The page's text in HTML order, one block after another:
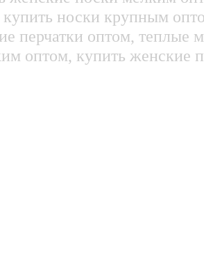
купить носки крупным
перчатки оптом, теплые
оптом, купить женские